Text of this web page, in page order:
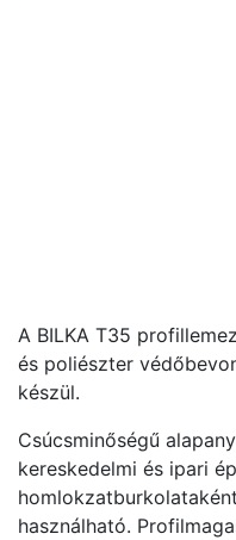
A BILKA T35
és poliészter
készül.
Csúcsminőségű
kereskedelmi és ipari
használható.